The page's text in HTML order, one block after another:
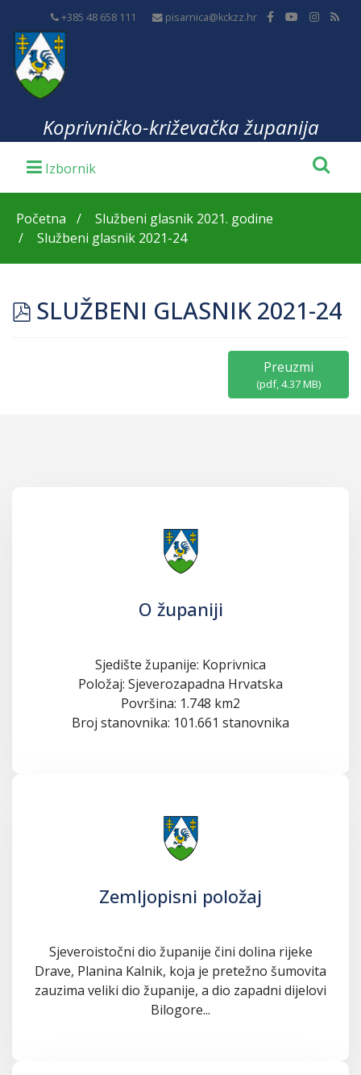
+385 48 658 111 pisarnica@kckzz.hr
Koprivničko-križevačka županija
Početna
Službeni glasnik 2021. godine
Službeni glasnik 2021-24
pdf
SLUŽBENI GLASNIK 2021-24
Preuzmi
(pdf,4.37 MB)
O županiji
Sjedište županije: Koprivnica
Položaj: Sjeverozapadna Hrvatska
Površina: 1.748 km2
Broj stanovnika: 101.661 stanovnika
Zemljopisni položaj
Sjeveroistočni dio županije čini dolina rijeke
Drave, Planina Kalnik, koja je pretežno šumovita
zauzima veliki dio županije, a dio zapadni dijelovi
Bilogore...